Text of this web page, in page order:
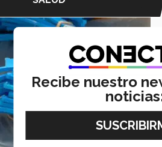
Recibe nuestro